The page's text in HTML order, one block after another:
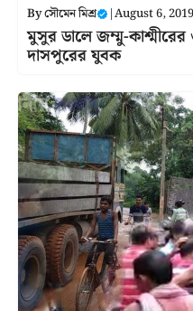
Byসৌমেন মিশ্র |August 6,
মুসুর ডালে জম্মু-
দাসপুরের যুবক